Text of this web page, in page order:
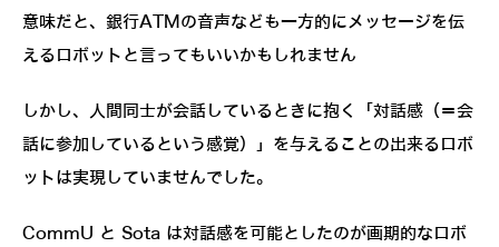
意味だと、銀行ATMの音声なども一方的にメッセージを伝
えるロボットと言ってもいいかもしれません
しかし、人間同士が会話しているときに抱く「対話感（＝会
話に参加しているという感覚）」を与えることの出来るロボ
ットは実現していませんでした。
CommU と Sota は対話感を可能としたのが画期的なロボ